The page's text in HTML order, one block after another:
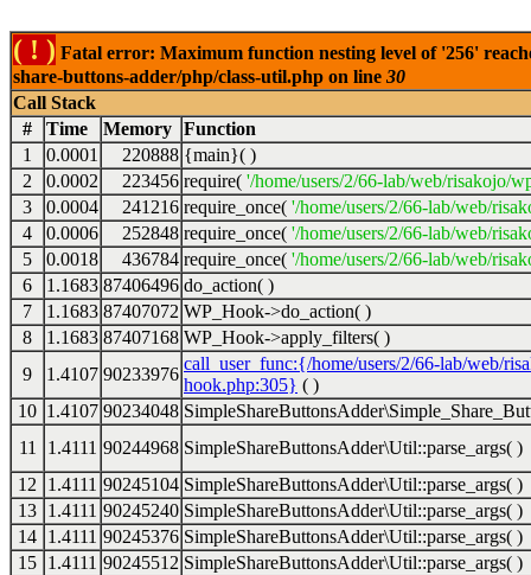
( ! ) Fatal error: Maximum function nesting level of '256'
share-buttons-adder/php/class-util.php on line 30
Call Stack
#
Time Memory Function
1
0.0001 220888 {main}( )
2
0.0002 223456 require( '/home/users/2/66-lab/web/risakojo/
3
0.0004 241216 require_once( '/home/users/2/66-lab/web/
4
0.0006 252848 require_once( '/home/users/2/66-lab/web/
5
0.0018 436784 require_once( '/home/users/2/66-lab/web/
6
1.1683 87406496 do_action( )
7
1.1683 87407072 WP_Hook->do_action( )
8
1.1683 87407168 WP_Hook->apply_filters( )
9
1.4107 90233976
call_user_func:{/home/users/2/66-lab/web/
hook.php:305} ( )
10 1.4107 90234048
11
1.4111 90244968 SimpleShareButtonsAdder\Util::parse_args( )
12
1.4111 90245104 SimpleShareButtonsAdder\Util::parse_args( )
13 1.4111 90245240 SimpleShareButtonsAdder\Util::parse_args( )
14 1.4111 90245376 SimpleShareButtonsAdder\Util::parse_args( )
15 1.4111 90245512 SimpleShareButtonsAdder\Util::parse_args( )